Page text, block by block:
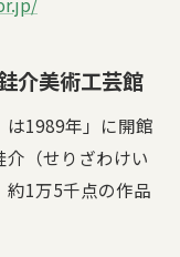
介美術工芸館
は1989年」に開館
介（せりざわけい
約1万5千点の作品